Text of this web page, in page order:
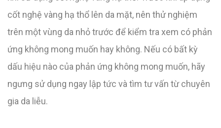
cốt nghệ vàng hạ thổ lên da mặt, nên thử nghiệm
trên một vùng da nhỏ trước để kiểm tra xem có phản
ứng không mong muốn hay không. Nếu có bất kỳ
dấu hiệu nào của phản ứng không mong muốn, hãy
ngưng sử dụng ngay lập tức và tìm tư vấn từ chuyên
gia da liễu.